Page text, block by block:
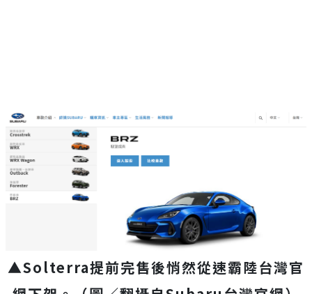
▲Solterra提前完售後悄然從速霸陸台灣官